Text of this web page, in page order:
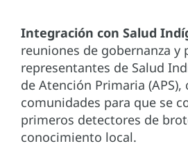
Integración con Salud
reuniones de gobernanza y
representantes de Salud
de Atención Primaria
comunidades para que se
primeros detectores de
conocimiento local.